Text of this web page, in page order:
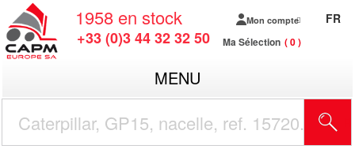
1958 en stock
+33 (0)3 44 32 32 50
Mon compte
Ma Sélection 0
FR
MENU